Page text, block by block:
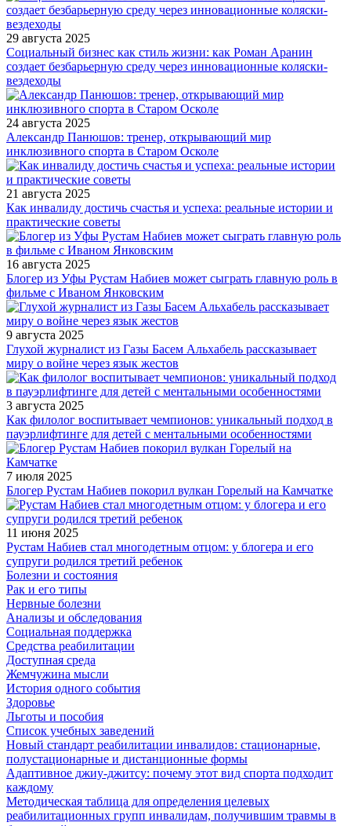
29 августа 2025
Социальный бизнес как стиль жизни: как Роман Аранин
создает безбарьерную среду через инновационные коляски-
вездеходы
24 августа 2025
Александр Панюшов: тренер, открывающий мир
инклюзивного спорта в Старом Осколе
21 августа 2025
Как инвалиду достичь счастья и успеха: реальные истории и
практические советы
16 августа 2025
Блогер из Уфы Рустам Набиев может сыграть главную роль в
фильме с Иваном Янковским
9 августа 2025
Глухой журналист из Газы Басем Альхабель рассказывает
миру о войне через язык жестов
3 августа 2025
Как филолог воспитывает чемпионов: уникальный подход в
пауэрлифтинге для детей с ментальными особенностями
7 июля 2025
Блогер Рустам Набиев покорил вулкан Горелый на Камчатке
11 июня 2025
Рустам Набиев стал многодетным отцом: у блогера и его
супруги родился третий ребенок
Болезни и состояния
Рак и его типы
Нервные болезни
Анализы и обследования
Социальная поддержка
Средства реабилитации
Доступная среда
Жемчужина мысли
История одного события
Здоровье
Льготы и пособия
Список учебных заведений
Новый стандарт реабилитации инвалидов: стационарные,
полустационарные и дистанционные формы
Адаптивное джиу-джитсу: почему этот вид спорта подходит
каждому
Методическая таблица для определения целевых
реабилитационных групп инвалидам, получившим травмы в